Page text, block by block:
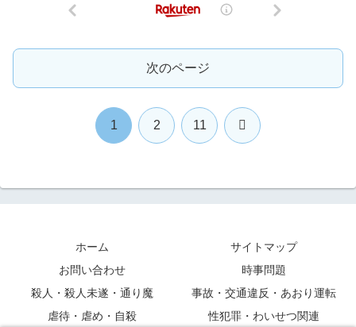
次のページ
1 2 11 次
ホーム
サイトマップ
お問い合わせ
時事問題
殺人・殺人未遂・通り魔
事故・交通違反・あおり運転
虐待・虐め・自殺
性犯罪・わいせつ関連